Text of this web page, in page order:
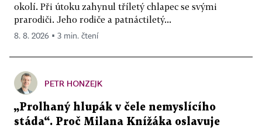
okolí. Při útoku zahynul tříletý chlapec se svými
prarodiči. Jeho rodiče a patnáctiletý...
8. 8. 2026 ▪ 3 min. čtení
PETR HONZEJK
„Prolhaný hlupák v čele nemyslícího
stáda“. Proč Milana Knížáka oslavuje